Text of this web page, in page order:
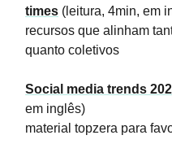
times (leitura, 4min, em
recursos que alinham
quanto coletivos
Social media trends
em inglês)
material topzera para